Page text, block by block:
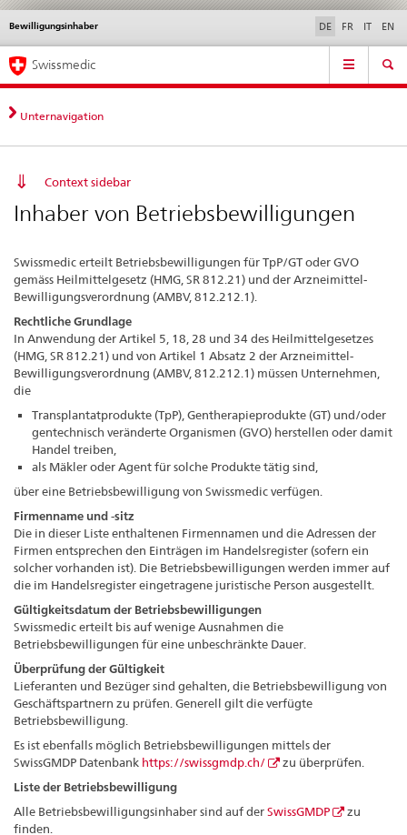
Direktnavigation
News,
Rechtsgrundlagen,
Kontakt
News & Updates Kontakt | Support & Hilfe
Bewilligungsinhaber
Sprachwahl DE FR IT EN
Service
Hauptnavigation
Swissmedic
Unternavigation
Context sidebar
Inhaber von Betriebsbewilligungen
Swissmedic erteilt Betriebsbewilligungen für TpP/GT oder GVO
gemäss Heilmittelgesetz (HMG, SR 812.21) und der Arzneimittel-
Bewilligungsverordnung (AMBV, 812.212.1).
Rechtliche Grundlage
In Anwendung der Artikel 5, 18, 28 und 34 des Heilmittelgesetzes
(HMG, SR 812.21) und von Artikel 1 Absatz 2 der Arzneimittel-
Bewilligungsverordnung (AMBV, 812.212.1) müssen Unternehmen,
die
Transplantatprodukte (TpP), Gentherapieprodukte (GT) und/oder
gentechnisch veränderte Organismen (GVO) herstellen oder damit
Handel treiben,
als Mäkler oder Agent für solche Produkte tätig sind,
über eine Betriebsbewilligung von Swissmedic verfügen.
Firmenname und -sitz
Die in dieser Liste enthaltenen Firmennamen und die Adressen der
Firmen entsprechen den Einträgen im Handelsregister (sofern ein
solcher vorhanden ist). Die Betriebsbewilligungen werden immer auf
die im Handelsregister eingetragene juristische Person ausgestellt.
Gültigkeitsdatum der Betriebsbewilligungen
Swissmedic erteilt bis auf wenige Ausnahmen die
Betriebsbewilligungen für eine unbeschränkte Dauer.
Überprüfung der Gültigkeit
Lieferanten und Bezüger sind gehalten, die Betriebsbewilligung von
Geschäftspartnern zu prüfen. Generell gilt die verfügte
Betriebsbewilligung.
Es ist ebenfalls möglich Betriebsbewilligungen mittels der
SwissGMDP Datenbank https://swissgmdp.ch/ zu überprüfen.
Liste der Betriebsbewilligung
Alle Betriebsbewilligungsinhaber sind auf derSwissGMDP
zu
finden.